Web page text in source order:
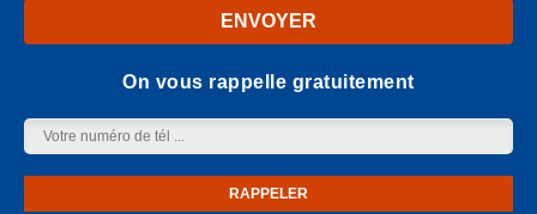
On vous rappelle gratuitement